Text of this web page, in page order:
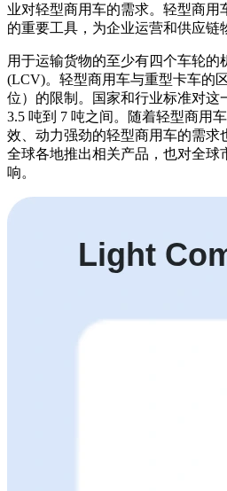
业对轻型商用车的需求。轻型商用
的重要工具，为企业运营和供应链
用于运输货物的至少有四个车轮
(LCV)。轻型商用车与重型卡车的
位）的限制。国家和行业标准对这
3.5 吨到 7 吨之间。随着轻型商用
效、动力强劲的轻型商用车的需求
全球各地推出相关产品，也对全球
响。